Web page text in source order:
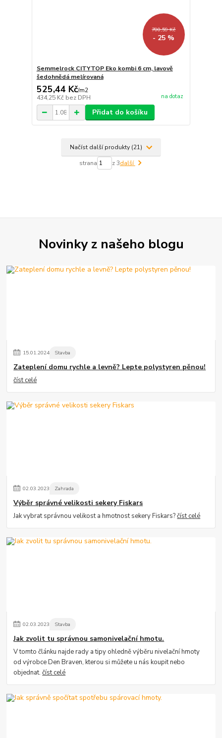
700,59 Kč
- 25 %
Semmelrock CITYTOP Eko kombi 6 cm, lavově
šedohnědá melírovaná
525,44 Kč/m2
434,25 Kč bez DPH na dotaz
Přidat do košíku
Načíst další produkty (21)
strana z 3další
Novinky z našeho blogu
15.01.2024 Stavba
Zateplení domu rychle a levně? Lepte polystyren pěnou!
číst celé
02.03.2023 Zahrada
Výběr správné velikosti sekery Fiskars
Jak vybrat správnou velikost a hmotnost sekery Fiskars?číst celé
02.03.2023 Stavba
Jak zvolit tu správnou samonivelační hmotu.
V tomto článku najde rady a tipy ohledně výběru nivelační hmoty
od výrobce Den Braven, kterou si můžete u nás koupit nebo
objednat.číst celé